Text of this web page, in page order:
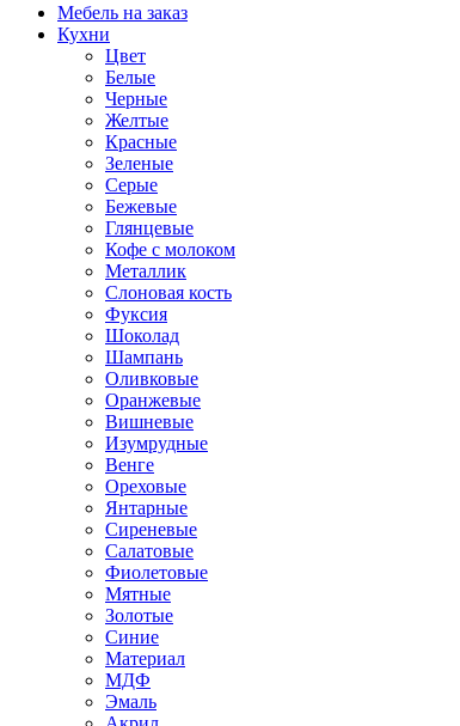
Мебель на заказ
Кухни
Цвет
Белые
Черные
Желтые
Красные
Зеленые
Серые
Бежевые
Глянцевые
Кофе с молоком
Металлик
Слоновая кость
Фуксия
Шоколад
Шампань
Оливковые
Оранжевые
Вишневые
Изумрудные
Венге
Ореховые
Янтарные
Сиреневые
Салатовые
Фиолетовые
Мятные
Золотые
Синие
Материал
МДФ
Эмаль